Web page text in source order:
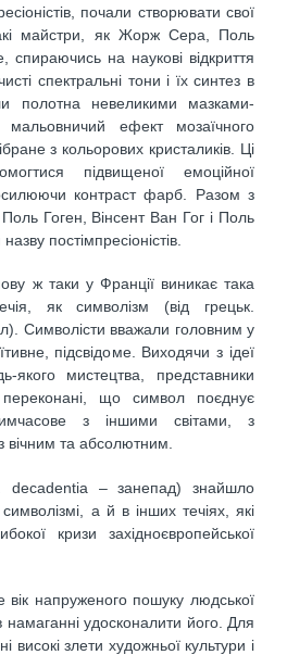
почали створювати свої
майстри, як Жорж Сера, Поль
на наукові відкриття
спектральні тони і їх синтез в
полотна невеликими мазками-
ефект мозаїчного
з кольорових кристаликів. Ці
підвищеної емоційної
контраст фарб. Разом з
Гоген, Вінсент Ван Гог і Поль
постімпресіоністів.
ж таки у Франції виникає така
як символізм (від грецьк.
Символісти вважали головним у
підсвідоме. Виходячи з ідеї
якого мистецтва, представники
що символ поєднує
з іншими світами, з
вічним та абсолютним.
decadentia – занепад) знайшло
а й в інших течіях, які
кризи західноєвропейської
вік напруженого пошуку людської
намаганні удосконалити його. Для
високі злети художньої культури і